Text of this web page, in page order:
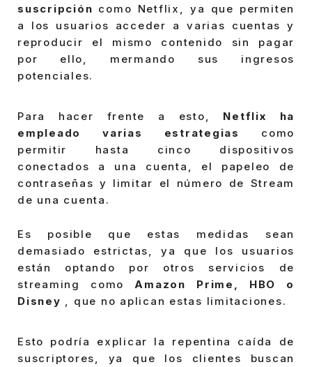
suscripción como Netflix, ya que permiten
a los usuarios acceder a varias cuentas y
reproducir el mismo contenido sin pagar
por ello, mermando sus ingresos
potenciales.
Para hacer frente a esto, Netflix ha
empleado varias estrategias
como
permitir hasta cinco dispositivos
conectados a una cuenta, el papeleo de
contraseñas y limitar el número de Stream
de una cuenta.
Es posible que estas medidas sean
demasiado estrictas, ya que los usuarios
están optando por otros servicios de
streaming comoAmazon Prime, HBO o
Disney , que no aplican estas limitaciones.
Esto podría explicar la repentina caída de
suscriptores, ya que los clientes buscan